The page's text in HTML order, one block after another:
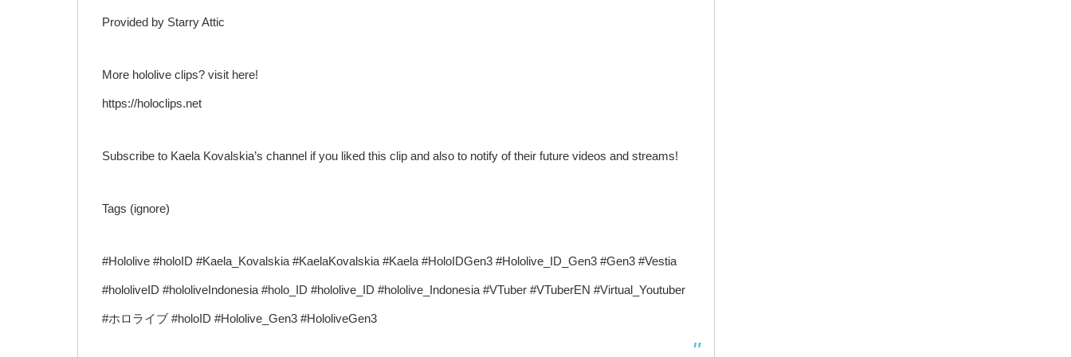
Provided by Starry Attic
More hololive clips? visit here!
https://holoclips.net
Subscribe to Kaela Kovalskia’s channel if you liked this clip and also to notify of their future videos and streams!
Tags (ignore)
#Hololive #holoID #Kaela_Kovalskia #KaelaKovalskia #Kaela #HoloIDGen3 #Hololive_ID_Gen3 #Gen3 #Vestia
#hololiveID #hololiveIndonesia #holo_ID #hololive_ID #hololive_Indonesia #VTuber #VTuberEN #Virtual_Youtuber
#ホロライブ #holoID #Hololive_Gen3 #HololiveGen3